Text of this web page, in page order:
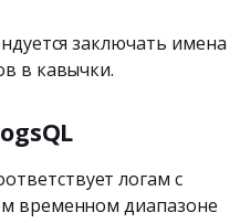
заключать имена
в кавычки.
логам с
временном диапазоне